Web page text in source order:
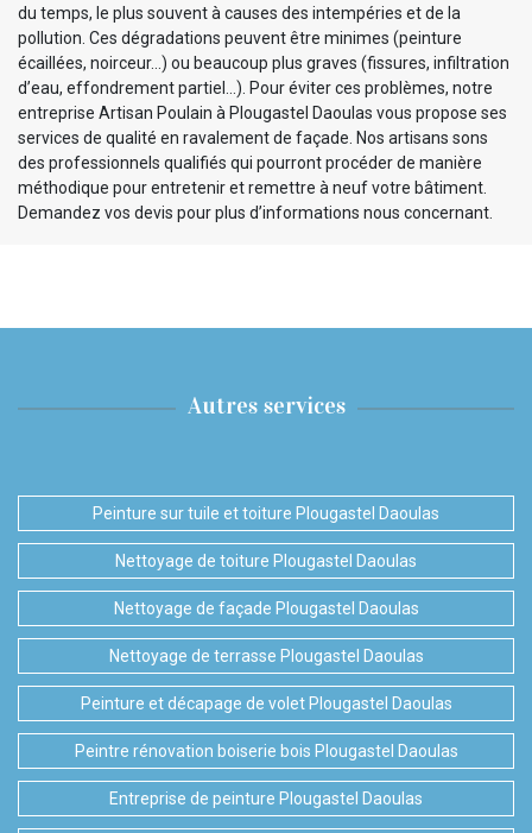
du temps, le plus souvent à causes des intempéries et de la
pollution. Ces dégradations peuvent être minimes (peinture
écaillées, noirceur…) ou beaucoup plus graves (fissures, infiltration
d’eau, effondrement partiel…). Pour éviter ces problèmes, notre
entreprise Artisan Poulain à Plougastel Daoulas vous propose ses
services de qualité en ravalement de façade. Nos artisans sons
des professionnels qualifiés qui pourront procéder de manière
méthodique pour entretenir et remettre à neuf votre bâtiment.
Demandez vos devis pour plus d’informations nous concernant.
Autres services
Peinture sur tuile et toiture Plougastel Daoulas
Nettoyage de toiture Plougastel Daoulas
Nettoyage de façade Plougastel Daoulas
Nettoyage de terrasse Plougastel Daoulas
Peinture et décapage de volet Plougastel Daoulas
Peintre rénovation boiserie bois Plougastel Daoulas
Entreprise de peinture Plougastel Daoulas